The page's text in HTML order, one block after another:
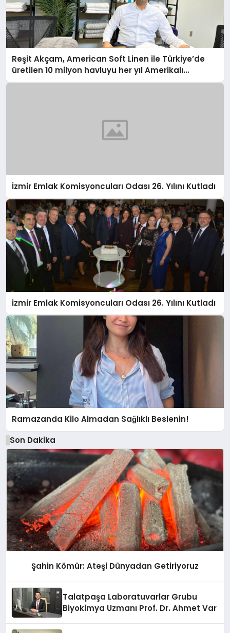
Reşit Akçam, American Soft Linen ile Türkiye’de
üretilen 10 milyon havluyu her yıl Amerikalı
tüketicilerle buluşturuyor
İzmir Emlak Komisyoncuları Odası 26. Yılını Kutladı
İzmir Emlak Komisyoncuları Odası 26. Yılını Kutladı
Ramazanda Kilo Almadan Sağlıklı Beslenin!
Son Dakika
Şahin Kömür: Ateşi Dünyadan Getiriyoruz
Talatpaşa Laboratuvarlar Grubu
Biyokimya Uzmanı Prof. Dr. Ahmet Var